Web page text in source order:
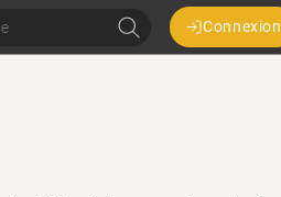
Connexion